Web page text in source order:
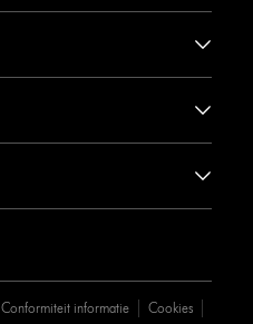
Conformiteit informatie
Cookies